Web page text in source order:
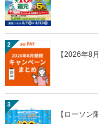
2
【2026年8
3
【ローソ